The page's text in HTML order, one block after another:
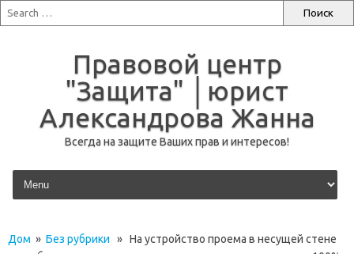
Правовой центр
"Защита" │юрист
Александрова Жанна
Всегда на защите Ваших прав и интересов!
перейти к содержанию
Дом » Без рубрики » На устройство проема в несущей стене